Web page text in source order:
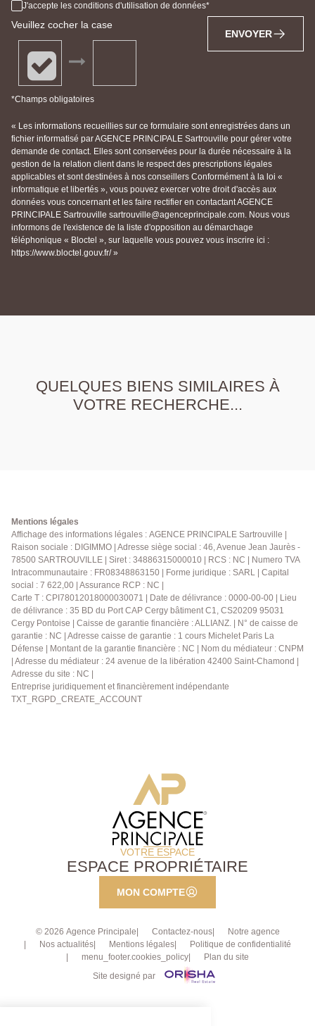
J'accepte les conditions d'utilisation de données
Veuillez cocher la case
*Champs obligatoires
ENVOYER
« Les informations recueillies sur ce formulaire sont enregistrées dans un
fichier informatisé par AGENCE PRINCIPALE Sartrouville pour gérer votre
demande de contact. Elles sont conservées pour la durée nécessaire à la
gestion de la relation client dans le respect des prescriptions légales
applicables et sont destinées à nos conseillers Conformément à la loi «
informatique et libertés », vous pouvez exercer votre droit d'accès aux
données vous concernant et les faire rectifier en contactant AGENCE
PRINCIPALE Sartrouville sartrouville@agenceprincipale.com. Nous vous
informons de l'existence de la liste d'opposition au démarchage
téléphonique « Bloctel », sur laquelle vous pouvez vous inscrire ici :
https://www.bloctel.gouv.fr/ »
QUELQUES BIENS SIMILAIRES À
VOTRE RECHERCHE...
Mentions légales
Affichage des informations légales : AGENCE PRINCIPALE Sartrouville |
Raison sociale : DIGIMMO | Adresse siège social : 46, Avenue Jean Jaurès -
78500 SARTROUVILLE | Siret : 34886315000010 | RCS : NC | Numero TVA
Intracommunautaire : FR08348863150 | Forme juridique : SARL | Capital
social : 7 622,00 | Assurance RCP : NC |
Carte T : CPI78012018000030071 | Date de délivrance : 0000-00-00 | Lieu
de délivrance : 35 BD du Port CAP Cergy bâtiment C1, CS20209 95031
Cergy Pontoise | Caisse de garantie financière : ALLIANZ. | N° de caisse de
garantie : NC | Adresse caisse de garantie : 1 cours Michelet Paris La
Défense | Montant de la garantie financière : NC | Nom du médiateur : CNPM
| Adresse du médiateur : 24 avenue de la libération 42400 Saint-Chamond |
Adresse du site : NC |
Entreprise juridiquement et financièrement indépendante
TXT_RGPD_CREATE_ACCOUNT
VOTRE ESPACE
ESPACE PROPRIÉTAIRE
MON COMPTE
© 2026 Agence Principale Contactez-nous
Notre agence
Nos actualités
Mentions légales
Politique de confidentialité
menu_footer.cookies_policy
Plan du site
Site designé par